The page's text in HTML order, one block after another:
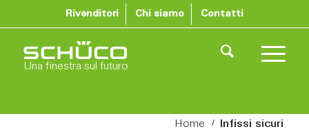
Rivenditori Chi siamo Contatti
Una finestra sul futuro
Home / Infissi sicuri